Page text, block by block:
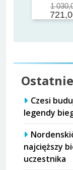
1
Czesi
legendy
najcięższy
uczestnika